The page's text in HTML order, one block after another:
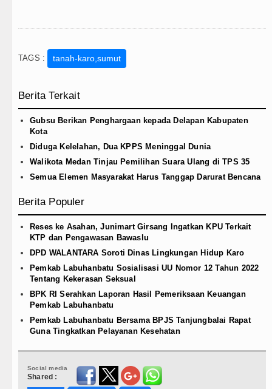
TAGS : tanah-karo,sumut
Berita Terkait
Gubsu Berikan Penghargaan kepada Delapan Kabupaten
Kota
Diduga Kelelahan, Dua KPPS Meninggal Dunia
Walikota Medan Tinjau Pemilihan Suara Ulang di TPS 35
Semua Elemen Masyarakat Harus Tanggap Darurat Bencana
Berita Populer
Reses ke Asahan, Junimart Girsang Ingatkan KPU Terkait
KTP dan Pengawasan Bawaslu
DPD WALANTARA Soroti Dinas Lingkungan Hidup Karo
Pemkab Labuhanbatu Sosialisasi UU Nomor 12 Tahun 2022
Tentang Kekerasan Seksual
BPK RI Serahkan Laporan Hasil Pemeriksaan Keuangan
Pemkab Labuhanbatu
Pemkab Labuhanbatu Bersama BPJS Tanjungbalai Rapat
Guna Tingkatkan Pelayanan Kesehatan
Social media
Shared :